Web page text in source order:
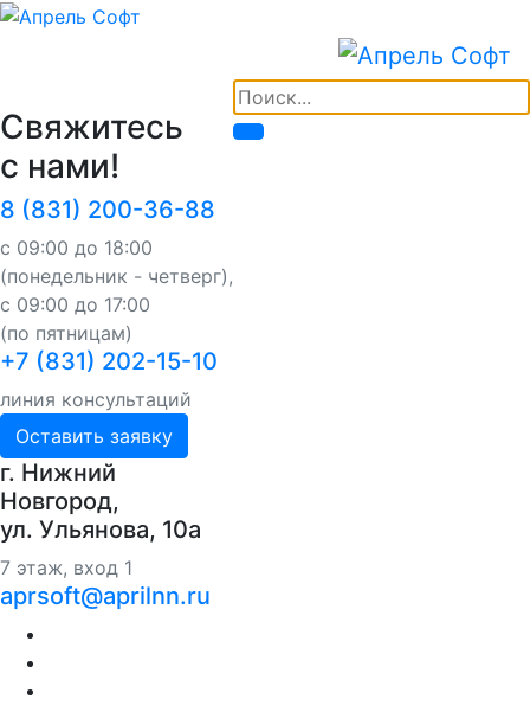
Свяжитесь
с нами!
8 (831) 200-36-88
с 09:00 до 18:00
(понедельник - четверг),
с 09:00 до 17:00
(по пятницам)
+7 (831) 202-15-10
линия консультаций
Оставить заявку
г. Нижний
Новгород,
ул. Ульянова, 10a
7 этаж, вход 1
aprsoft@aprilnn.ru